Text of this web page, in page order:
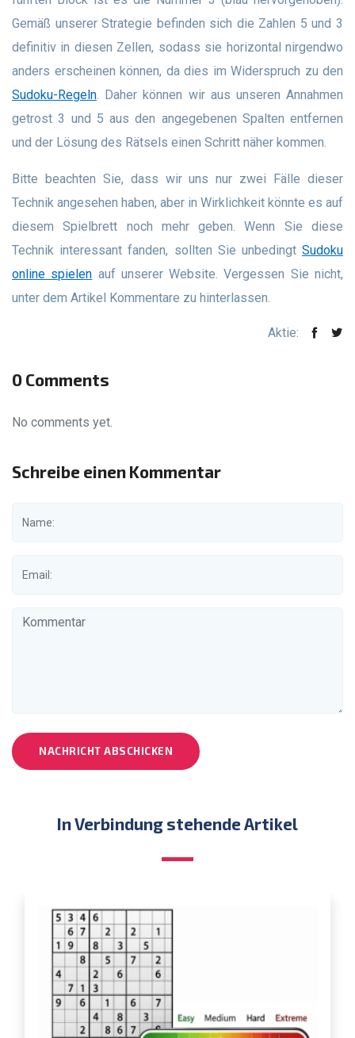
Gemäß unserer Strategie befinden sich die Zahlen 5 und 3
definitiv in diesen Zellen, sodass sie horizontal nirgendwo
anders erscheinen können, da dies im Widerspruch zu den
Sudoku-Regeln . Daher können wir aus unseren Annahmen
getrost 3 und 5 aus den angegebenen Spalten entfernen
und der Lösung des Rätsels einen Schritt näher kommen.
Bitte beachten Sie, dass wir uns nur zwei Fälle dieser
Technik angesehen haben, aber in Wirklichkeit könnte es auf
diesem Spielbrett noch mehr geben. Wenn Sie diese
Technik interessant fanden, sollten Sie unbedingt Sudoku
online spielen auf unserer Website. Vergessen Sie nicht,
unter dem Artikel Kommentare zu hinterlassen.
Aktie:
0 Comments
No comments yet.
Schreibe einen Kommentar
NACHRICHT ABSCHICKEN
In Verbindung stehende Artikel